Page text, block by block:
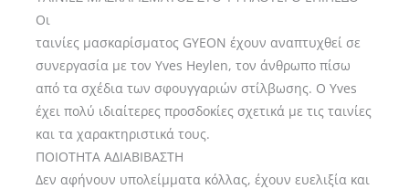
Οι
ταινίες μασκαρίσματος GYEON έχουν αναπτυχθεί σε
συνεργασία με τον Yves Heylen, τον άνθρωπο πίσω
από τα σχέδια των σφουγγαριών στίλβωσης. Ο Yves
έχει πολύ ιδιαίτερες προσδοκίες σχετικά με τις ταινίες
και τα χαρακτηριστικά τους.
ΠΟΙΟΤΗΤΑ ΑΔΙΑΒΙΒΑΣΤΗ
Δεν αφήνουν υπολείμματα κόλλας, έχουν ευελιξία και